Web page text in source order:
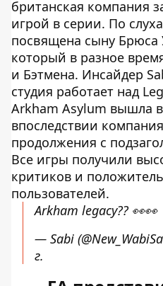
британская компания
игрой в серии. По
посвящена сыну Брюса
который в разное
и Бэтмена. Инсайдер
студия работает над
Arkham Asylum вышла в
впоследствии
продолжения с
Все игры получили
критиков и
пользователей.
Arkham legacy?? 👀👀
— Sabi
г.